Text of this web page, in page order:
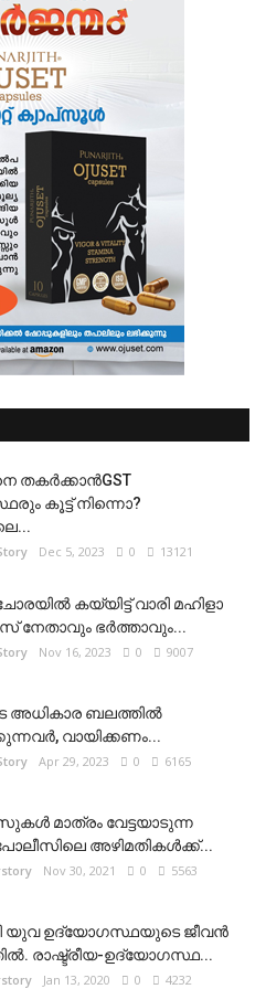
തകർക്കാൻGST
കൂട്ട് നിന്നൊ?
Dec 5, 2023 0 13121
കയ്യിട്ട് വാരി മഹിളാ
ഭർത്താവും...
Nov 16, 2023 0 9007
അധികാര ബലത്തിൽ
വായിക്കണം...
Apr 29, 2023 0 6165
മാത്രം വേട്ടയാടുന്ന
അഴിമതികൾക്ക്...
Nov 30, 2021 0 5563
യുവ ഉദ്യോഗസ്ഥയുടെ ജീവൻ
രാഷ്ട്രീയ-ഉദ്യോഗസ്ഥ...
Jan 13, 2020 0 4232